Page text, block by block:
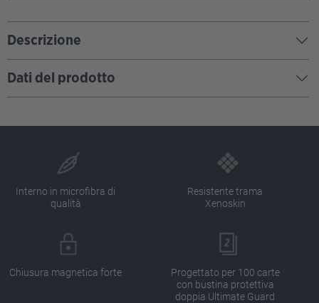
Descrizione
Dati del prodotto
Interno in microfibra di
qualità
Resistente trama
Xenoskin
Chiusura magnetica forte
Progettato per 100 carte
con bustina protettiva
doppia Ultimate Guard